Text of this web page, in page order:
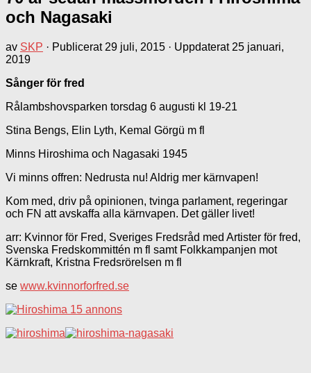
och Nagasaki
av SKP · Publicerat 29 juli, 2015 · Uppdaterat 25 januari,
2019
Sånger för fred
Rålambshovsparken torsdag 6 augusti kl 19-21
Stina Bengs, Elin Lyth, Kemal Görgü m fl
Minns Hiroshima och Nagasaki 1945
Vi minns offren: Nedrusta nu! Aldrig mer kärnvapen!
Kom med, driv på opinionen, tvinga parlament, regeringar
och FN att avskaffa alla kärnvapen. Det gäller livet!
arr: Kvinnor för Fred, Sveriges Fredsråd med Artister för fred,
Svenska Fredskommittén m fl samt Folkkampanjen mot
Kärnkraft, Kristna Fredsrörelsen m fl
se www.kvinnorforfred.se